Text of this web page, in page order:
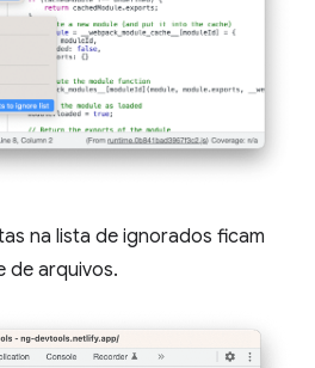
na lista de ignorados ficam
de arquivos.